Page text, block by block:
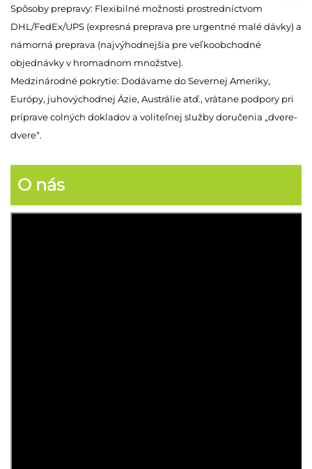
Spôsoby prepravy: Flexibilné možnosti prostredníctvom
DHL/FedEx/UPS (expresná preprava pre urgentné malé dávky) a
námorná preprava (najvýhodnejšia pre veľkoobchodné
objednávky v hromadnom množstve).
Medzinárodné pokrytie: Dodávame do Severnej Ameriky,
Európy, juhovýchodnej Ázie, Austrálie atď., vrátane podpory pri
príprave colných dokladov a voliteľnej služby doručenia „dvere-
dvere“.
O nás